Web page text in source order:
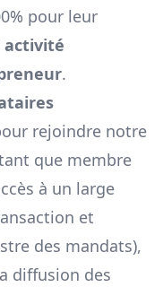
pour leur
activité
.
rejoindre notre
que membre
à un large
et
des mandats),
diffusion des